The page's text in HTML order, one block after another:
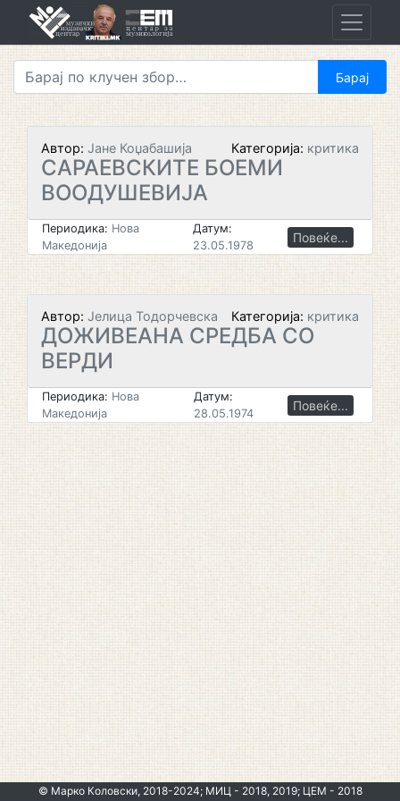
Автор: Јане Коџабашија Категорија: критика
САРАЕВСКИТЕ БОЕМИ
ВООДУШЕВИЈА
Периодика: Нова
Македонија
Датум:
23.05.1978
Повеќе...
Автор: Јелица Тодорчевска Категорија: критика
ДОЖИВЕАНА СРЕДБА СО
ВЕРДИ
Периодика: Нова
Македонија
Датум:
28.05.1974
Повеќе...
© Марко Коловски, 2018-2024; МИЦ - 2018, 2019; ЦЕМ - 2018